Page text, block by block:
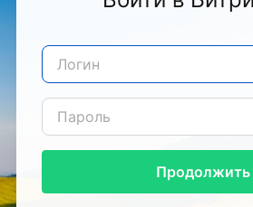
Продолжить